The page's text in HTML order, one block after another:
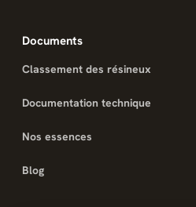
Documents
Classement des résineux
Documentation technique
Nos essences
Blog